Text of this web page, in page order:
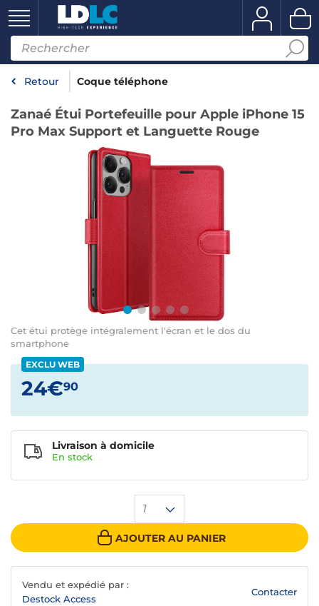
Retour Coque téléphone
Zanaé Étui Portefeuille pour Apple iPhone 15
Pro Max Support et Languette Rouge
Cet étui protège intégralement l'écran et le dos du
smartphone
EXCLU WEB
24€90
1
AJOUTER AU PANIER
Livraison à domicile
En stock
Vendu et expédié par :
Destock Access
Contacter